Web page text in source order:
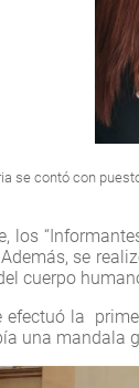
se contó con
los
se
cuerpo
efectuó la
una mandala